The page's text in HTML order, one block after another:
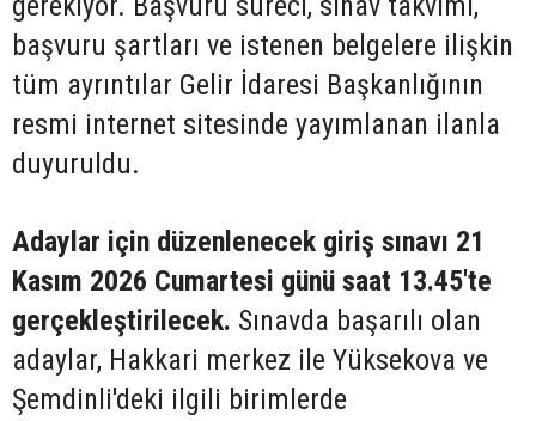
başvuru şartları ve istenen belgelere ilişkin
tüm ayrıntılar Gelir İdaresi Başkanlığının
resmi internet sitesinde yayımlanan ilanla
duyuruldu.
Adaylar için düzenlenecek giriş sınavı 21
Kasım 2026 Cumartesi günü saat 13.45'te
gerçekleştirilecek. Sınavda başarılı olan
adaylar, Hakkari merkez ile Yüksekova ve
Şemdinli'deki ilgili birimlerde